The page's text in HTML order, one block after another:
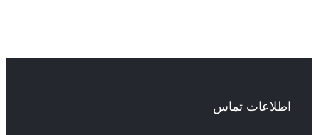
اطلاعات تماس